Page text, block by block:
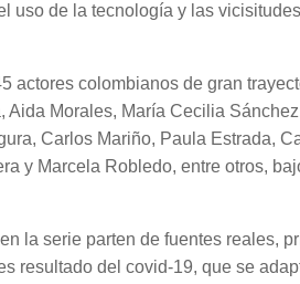
uso de la tecnología y las
actores colombianos de gran
Aida Morales, María Cecilia
Carlos Mariño, Paula Estrada,
y Marcela Robledo, entre otros,
la serie parten de fuentes reales,
resultado del covid-19, que se